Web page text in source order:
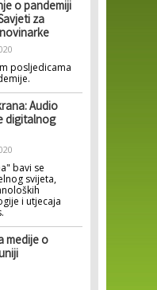
o pandemiji
za
posljedicama
Audio
digitalnog
bavi se
svijeta,
i utjecaja
medije o